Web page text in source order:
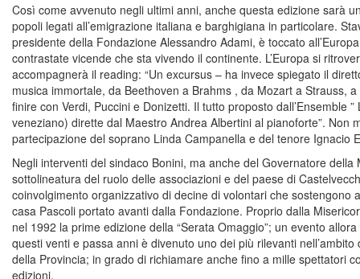
Così come avvenuto negli ultimi anni, anche questa edizione sarà
popoli legati all’emigrazione italiana e barghigiana in particolare.
presidente della Fondazione Alessandro Adami, è toccato
contrastate vicende che sta vivendo il continente. L’Europa si
accompagnerà il reading: “Un excursus – ha invece spiegato il
musica immortale, da Beethoven a Brahms , da Mozart a Strauss,
finire con Verdi, Puccini e Donizetti. Il tutto proposto dall’Ensemble ”
veneziano) dirette dal Maestro Andrea Albertini al pianoforte”. Non
partecipazione del soprano Linda Campanella e del tenore Ignacio
Negli interventi del sindaco Bonini, ma anche del Governatore della
sottolineatura del ruolo delle associazioni e del paese di
coinvolgimento organizzativo di decine di volontari che sostengono
casa Pascoli portato avanti dalla Fondazione. Proprio dalla
nel 1992 la prime edizione della “Serata Omaggio”; un evento
questi venti e passa anni è divenuto uno dei più rilevanti nell’ambito
della Provincia; in grado di richiamare anche fino a mille spettatori
edizioni.